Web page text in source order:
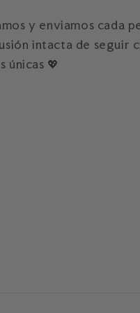
y enviamos cada
intacta de seguir
únicas 💖